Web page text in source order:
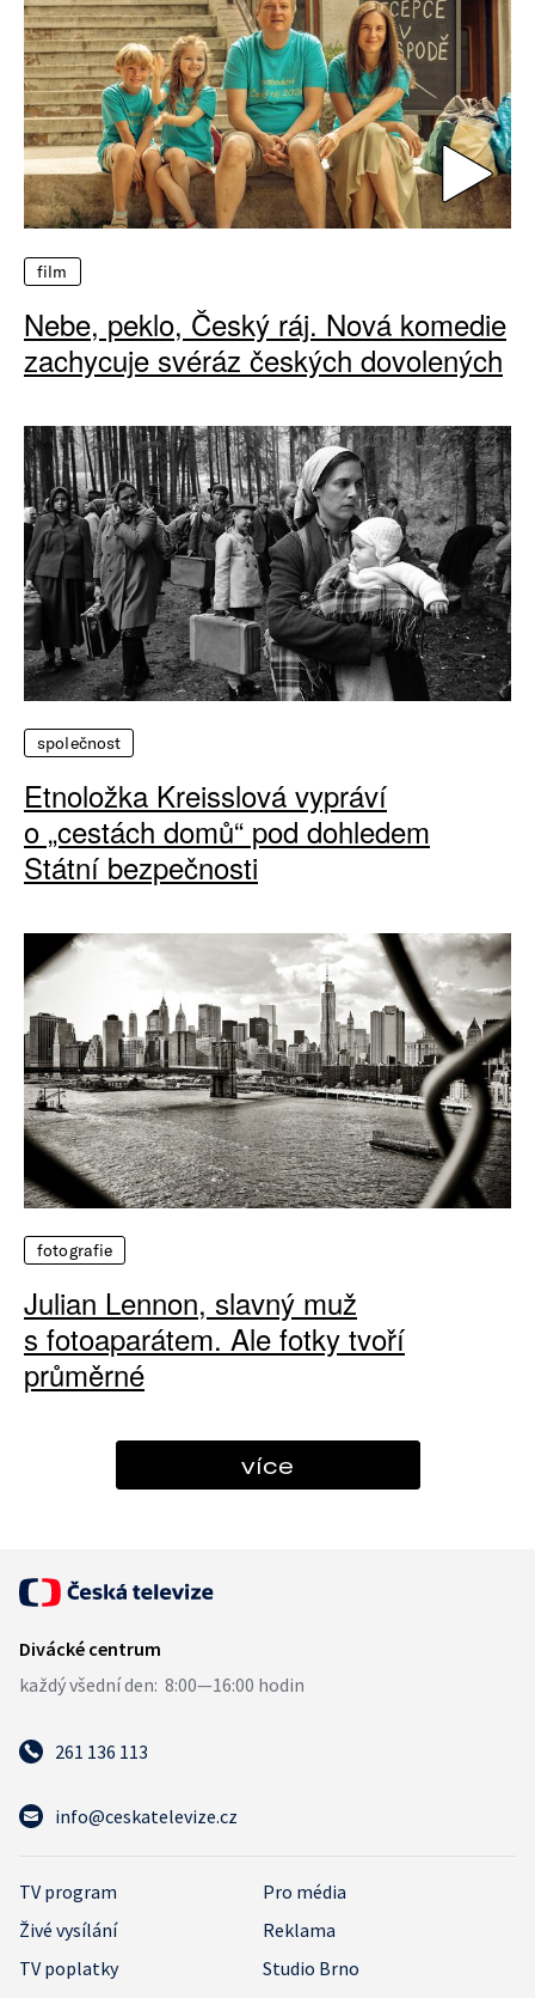
film
Nebe, peklo, Český ráj. Nová komedie
zachycuje svéráz českých dovolených
společnost
Etnoložka Kreisslová vypráví
o „cestách domů“ pod dohledem
Státní bezpečnosti
fotografie
Julian Lennon, slavný muž
s fotoaparátem. Ale fotky tvoří
průměrné
více
261 136 113
info@ceskatelevize.cz
TV program
Pro média
Živé vysílání
Reklama
TV poplatky
Studio Brno